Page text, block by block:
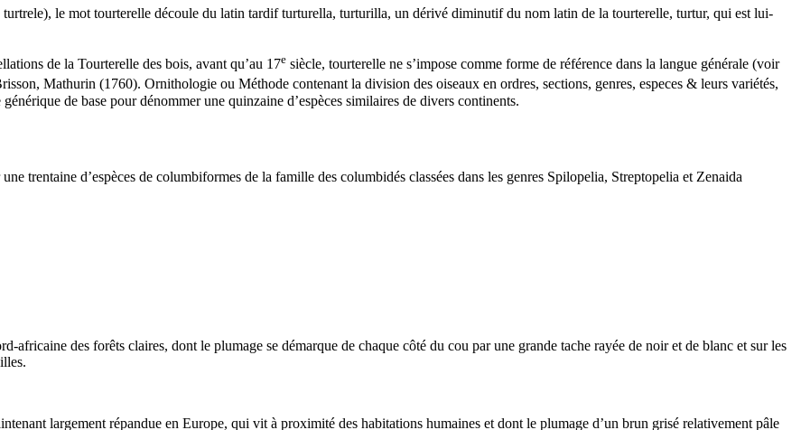
turtrele), le mot tourterelle découle du latin tardifturturella, turturilla, un dérivé diminutif du nom latin de la tourterelle, turtur, qui est lui-
de la Tourterelle des bois, avant qu’au 17e siècle, tourterelle ne s’impose comme forme de référence dans la langue générale (voir
Mathurin (1760). Ornithologie ou Méthode contenant la division des oiseaux en ordres, sections, genres, especes & leurs variétés,
générique de base pour dénommer une quinzaine d’espèces similaires de divers continents.
trentaine d’espèces de columbiformes de la famille des columbidés classées dans les genres Spilopelia, Streptopelia et Zenaida
africaine des forêts claires, dont le plumage se démarque de chaque côté du cou par une grande tache rayée de noir et de blanc et sur les
largement répandue en Europe, qui vit à proximité des habitations humaines et dont le plumage d’un brun grisé relativement pâle